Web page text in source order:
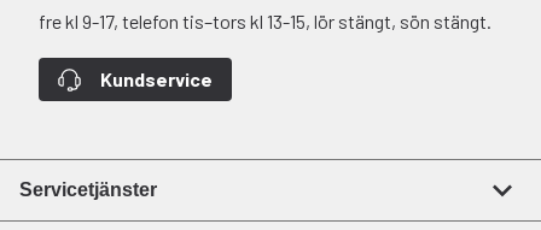
fre kl 9-17, telefon tis–tors kl 13-15, lör stängt, sön stängt.
Kundservice
Servicetjänster